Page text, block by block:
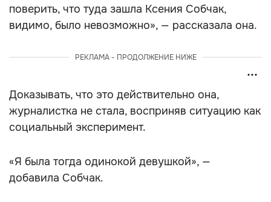
поверить, что туда зашла Ксения Собчак,
видимо, было невозможно», — рассказала она.
РЕКЛАМА - ПРОДОЛЖЕНИЕ НИЖЕ
Доказывать, что это действительно она,
журналистка не стала, восприняв ситуацию как
социальный эксперимент.
«Я была тогда одинокой девушкой», —
добавила Собчак.